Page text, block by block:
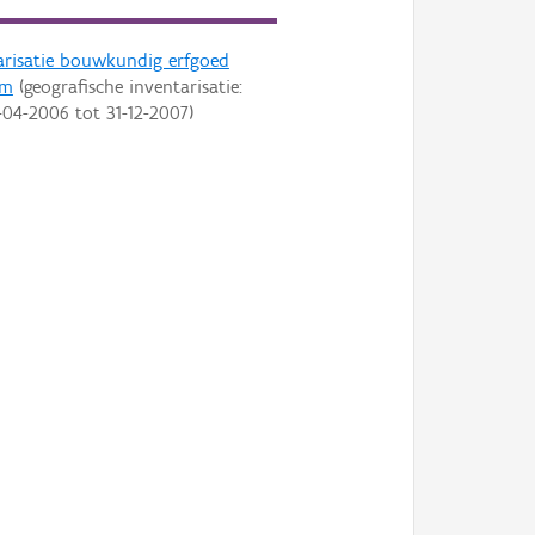
bouwkundig erfgoed
(geografische inventarisatie:
04-2006 tot 31-12-2007)